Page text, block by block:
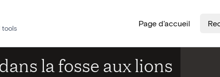
tools
Page d'accueil
la fosse aux lions